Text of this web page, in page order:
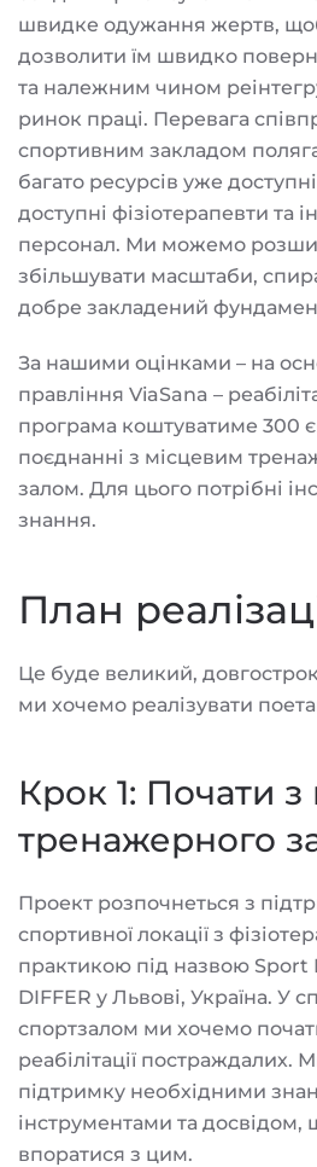
швидке одужання жертв,
дозволити їм швидко
та належним чином
ринок праці. Перевага
спортивним закладом
багато ресурсів уже
доступні фізіотерапевти
персонал. Ми можемо
збільшувати масштаби,
добре закладений
За нашими оцінками – на
правління ViaSana –
програма коштуватиме 300
поєднанні з місцевим
залом. Для цього потрібні
знання.
План
Це буде великий,
ми хочемо реалізувати
Крок 1: Почати
тренажерного
Проект розпочнеться з
спортивної локації з
практикою під назвою Sport
DIFFER у Львові, Україна. У
спортзалом ми хочемо
реабілітації постраждалих.
підтримку необхідними
інструментами та
впоратися з цим.